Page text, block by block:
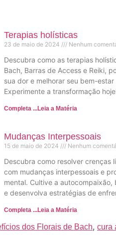
Terapias holísticas
23 de maio de 2024 Nenhum
Descubra como as terapias
Bach, Barras de Access e Reiki,
sua dor e melhorar seu bem-estar
Experimente a transformação
Completa ...Leia a Matéria
Mudanças Interpessoais
15 de maio de 2024 Nenhum
Descubra como resolver crenças
com mudanças interpessoais e
mental. Cultive a autocompaixão,
e desenvolva estratégias de
Completa ...Leia a Matéria
dos Florais de Bach, cura